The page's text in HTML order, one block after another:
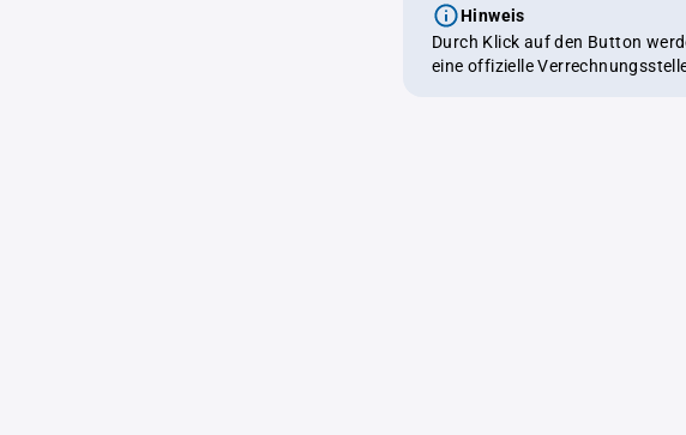
Hinweis
Durch Klick auf den Button
eine offizielle